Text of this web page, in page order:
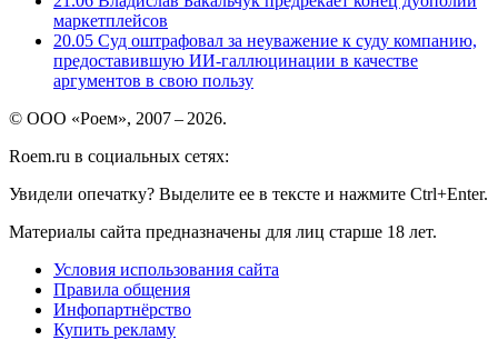
маркетплейсов
20.05 Суд оштрафовал за неуважение к суду компанию,
предоставившую ИИ-галлюцинации в качестве
аргументов в свою пользу
© ООО «Роем», 2007 – 2026.
Roem.ru в социальных сетях:
Увидели опечатку? Выделите ее в тексте и нажмите Ctrl+Enter.
Материалы сайта предназначены для лиц старше 18 лет.
Условия использования сайта
Правила общения
Инфопартнёрство
Купить рекламу